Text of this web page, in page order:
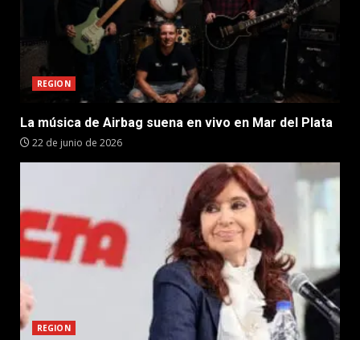
REGION
La música de Airbag suena en vivo en Mar del Plata
22 de junio de 2026
REGION